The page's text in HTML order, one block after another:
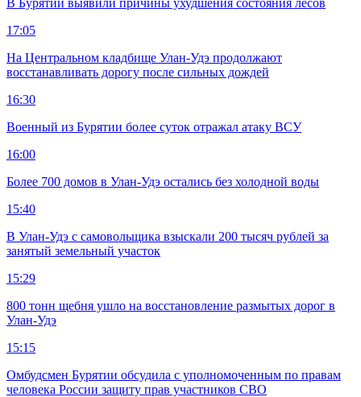
17:05
На Центральном кладбище Улан-Удэ продолжают
восстанавливать дорогу после сильных дождей
16:30
Военный из Бурятии более суток отражал атаку ВСУ
16:00
Более 700 домов в Улан-Удэ остались без холодной воды
15:40
В Улан-Удэ с самовольщика взыскали 200 тысяч рублей за
занятый земельный участок
15:29
800 тонн щебня ушло на восстановление размытых дорог в
Улан-Удэ
15:15
Омбудсмен Бурятии обсудила с уполномоченным по правам
человека России защиту прав участников СВО